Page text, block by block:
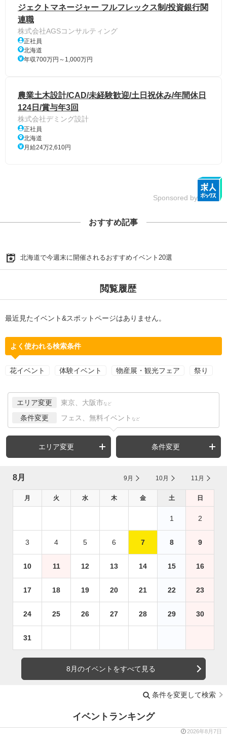
ジェクトマネージャー フルフレックス制/投資銀行関
連職
株式会社AGSコンサルティング
正社員
北海道
年収700万円～1,000万円
農業土木設計/CAD/未経験歓迎/土日祝休み/年間休日
124日/賞与年3回
株式会社デミング設計
正社員
北海道
月給24万2,610円
Sponsored by
おすすめ記事
北海道で今週末に開催されるおすすめイベント20選
閲覧履歴
最近見たイベント&スポットページはありません。
よく使われる検索条件
花イベント 体験イベント 物産展・観光フェア 祭り
エリア変更 東京、大阪市 など
条件変更 フェス、無料イベント など
エリア変更 条件変更
8月 9月 10月 11月
月 火 水 木 金 土 日
1 2
3 4 5 6 7 8 9
10 11 12 13 14 15 16
17 18 19 20 21 22 23
24 25 26 27 28 29 30
31
8月のイベントをすべて見る
条件を変更して検索
イベントランキング
2026年8月7日